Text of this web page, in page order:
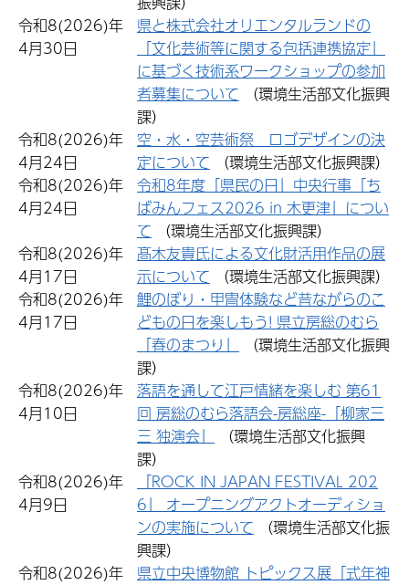
令和8(2026)年
4月30日
県と株式会社オリエンタルランドの
「文化芸術等に関する包括連携協定」
に基づく技術系ワークショップの参加
者募集について
課）
令和8(2026)年
4月24日
空・水・空芸術祭 ロゴデザインの決
定について
（環境生活部文化振興課）
令和8(2026)年
4月24日
令和8年度「県民の日」中央行事「ち
ばみんフェス2026 in 木更津」につい
て
（環境生活部文化振興課）
令和8(2026)年
4月17日
髙木友貴氏による文化財活用作品の展
示について
（環境生活部文化振興課）
令和8(2026)年
4月17日
鯉のぼり・甲冑体験など昔ながらのこ
どもの日を楽しもう! 県立房総のむら
「春のまつり」
課）
令和8(2026)年
4月10日
落語を通して江戸情緒を楽しむ 第61
回 房総のむら落語会-房総座-「柳家三
三 独演会」
課）
令和8(2026)年
4月9日
「ROCK IN JAPAN FESTIVAL 202
6」 オープニングアクトオーディショ
ンの実施について
興課）
令和8(2026)年
県立中央博物館 トピックス展「式年神